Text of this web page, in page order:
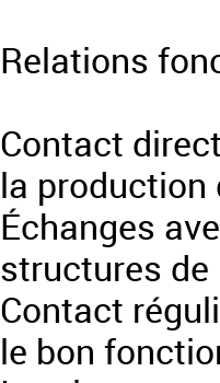
Relations
Contact
la production
Échanges
structures
Contact
le bon